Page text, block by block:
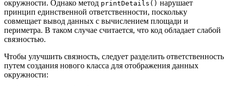
окружности. Однако метод printDetails() нарушает
принцип единственной ответственности, поскольку
совмещает вывод данных с вычислением площади и
периметра. В таком случае считается, что код обладает слабой
связностью.
Чтобы улучшить связность, следует разделить ответственность
путем создания нового класса для отображения данных
окружности: